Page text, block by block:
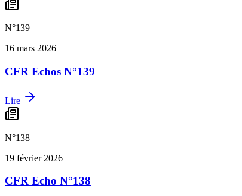
N°139
16 mars 2026
CFR Echos N°139
Lire
N°138
19 février 2026
CFR Echo N°138